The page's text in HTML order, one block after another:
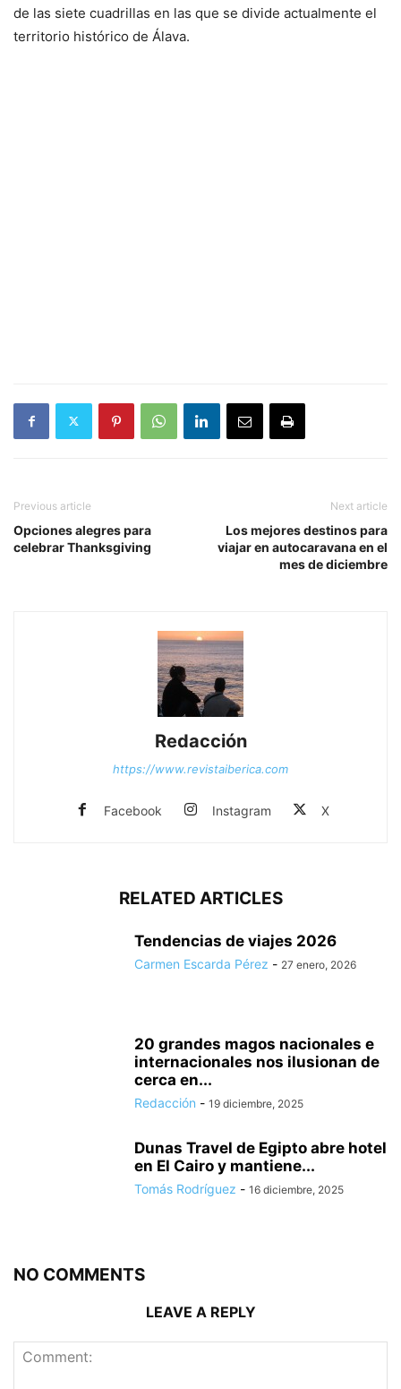
de las siete cuadrillas en las que se divide actualmente el
territorio histórico de Álava.
Previous article
Opciones alegres para
celebrar Thanksgiving
Next article
Los mejores destinos para
viajar en autocaravana en el
mes de diciembre
Redacción
https://www.revistaiberica.com
Facebook Instagram X
RELATED ARTICLES
Tendencias de viajes 2026
Carmen Escarda Pérez - 27 enero, 2026
20 grandes magos nacionales e
internacionales nos ilusionan de
cerca en...
Redacción - 19 diciembre, 2025
Dunas Travel de Egipto abre hotel
en El Cairo y mantiene...
Tomás Rodríguez - 16 diciembre, 2025
NO COMMENTS
LEAVE A REPLY